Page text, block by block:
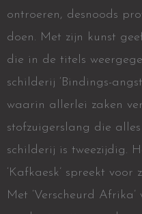
ontroeren, desnoods
doen. Met zijn kunst
die in de titels
schilderij ‘Bindings-
waarin allerlei zaken
stofzuigerslang die
schilderij is tweezijdig.
‘Kafkaesk’ spreekt voor
Met ‘Verscheurd